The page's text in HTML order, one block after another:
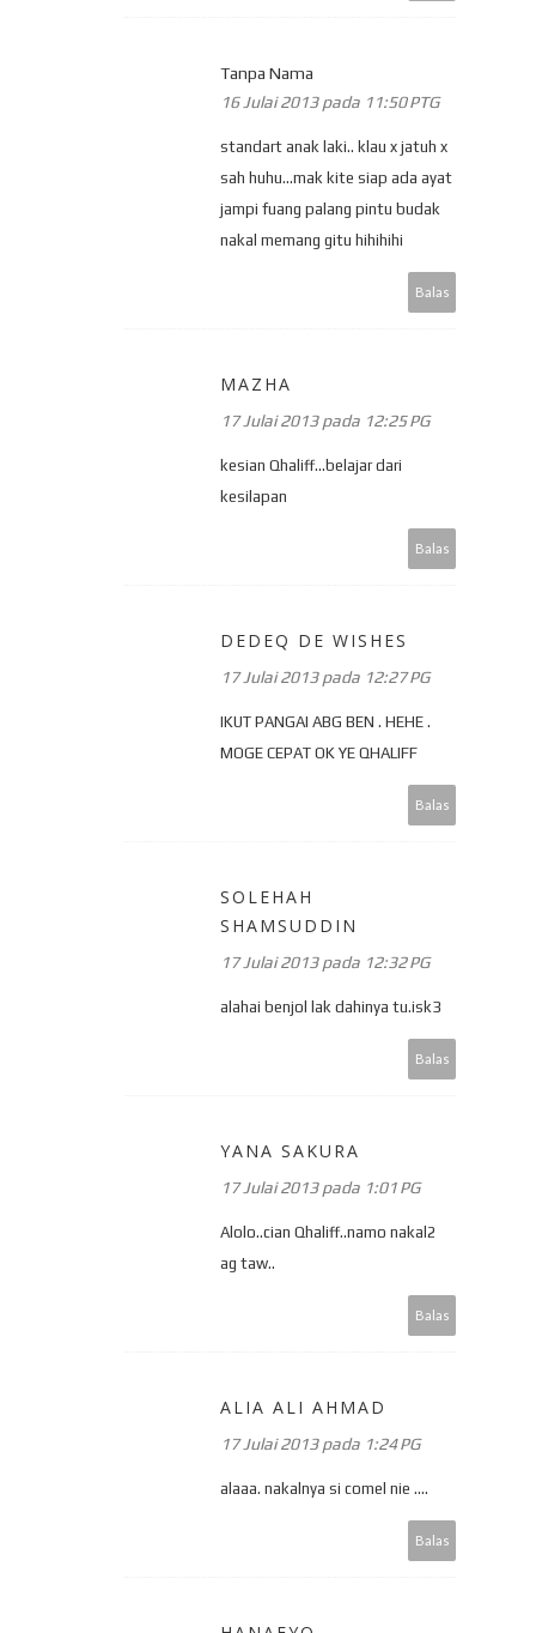
Tanpa Nama
16 Julai 2013 pada 11:50 PTG
standart anak laki.. klau x jatuh x
sah huhu...mak kite siap ada ayat
jampi fuang palang pintu budak
nakal memang gitu hihihihi
Balas
MAZHA
17 Julai 2013 pada 12:25 PG
kesian Qhaliff...belajar dari
kesilapan
Balas
DEDEQ DE WISHES
17 Julai 2013 pada 12:27 PG
IKUT PANGAI ABG BEN . HEHE .
MOGE CEPAT OK YE QHALIFF
Balas
SOLEHAH
SHAMSUDDIN
17 Julai 2013 pada 12:32 PG
alahai benjol lak dahinya tu.isk3
Balas
YANA SAKURA
17 Julai 2013 pada 1:01 PG
Alolo..cian Qhaliff..namo nakal2
ag taw..
Balas
ALIA ALI AHMAD
17 Julai 2013 pada 1:24 PG
alaaa. nakalnya si comel nie ....
Balas